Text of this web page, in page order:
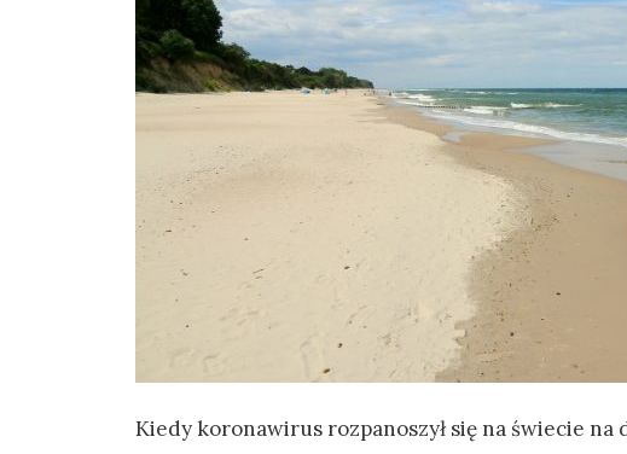
Kiedy koronawirus rozpanoszył się na świecie na